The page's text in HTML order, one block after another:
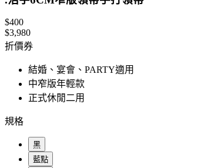
$400
$3,980
折價券
結婚、宴會、PARTY適用
中窄版年輕款
正式休閒二用
規格
黑
藍點